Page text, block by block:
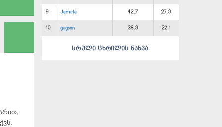
9 Jamela 42.7 27.3
10 gugson 38.3 22.1
სრული ცხრილის ნახვა